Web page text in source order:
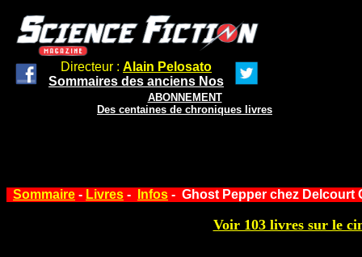
Directeur : Alain Pelosato
Sommaires des anciens Nos
ABONNEMENT
Des centaines de chroniques livres
Sommaire - Livres - Infos - Ghost Pepper chez Delcourt
Voir 103 livres sur le